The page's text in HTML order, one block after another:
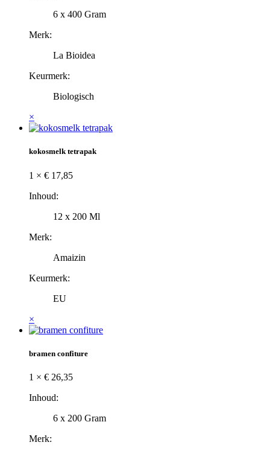
6 x 400 Gram
Merk:
La Bioidea
Keurmerk:
Biologisch
×
kokosmelk tetrapak
1 × € 17,85
Inhoud:
12 x 200 Ml
Merk:
Amaizin
Keurmerk:
EU
×
bramen confiture
1 × € 26,35
Inhoud:
6 x 200 Gram
Merk: